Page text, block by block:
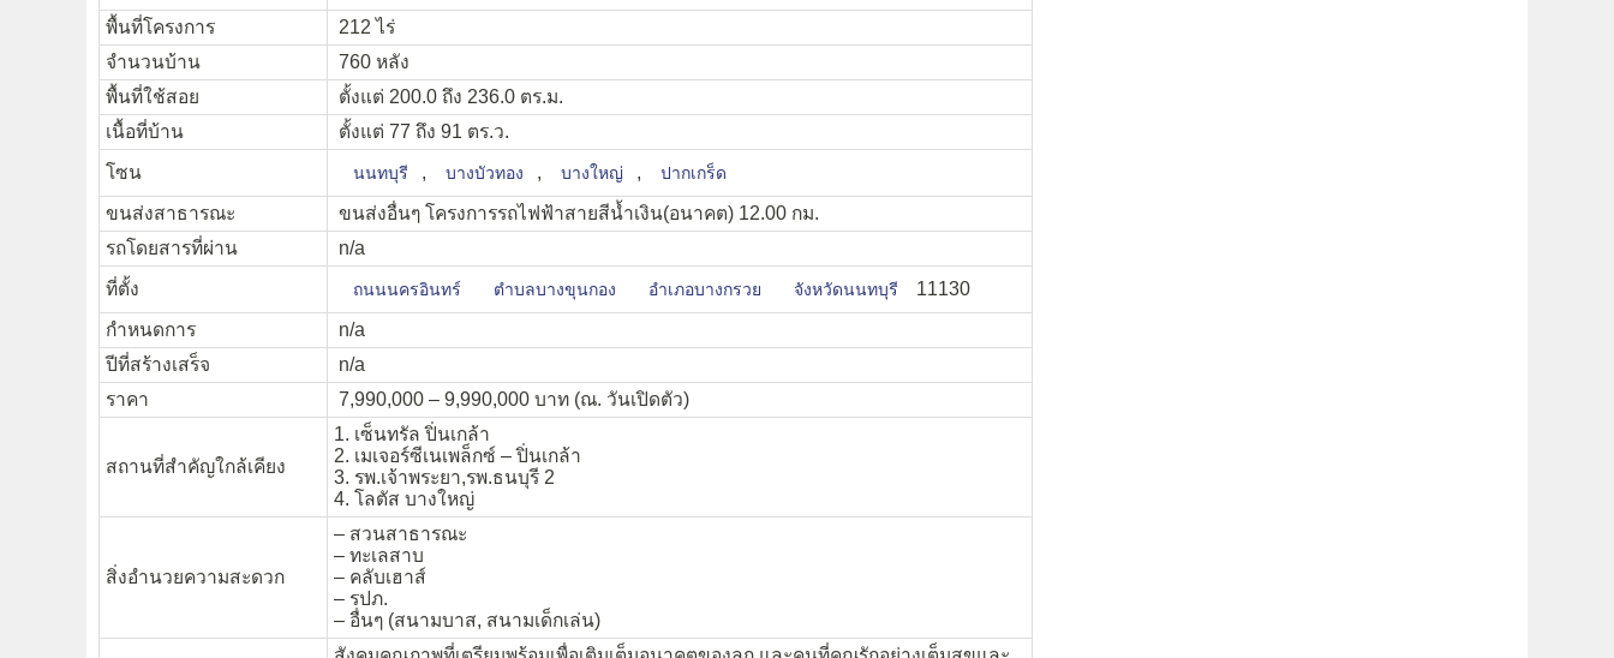
พื้นที่โครงการ
212 ไร่
จำนวนบ้าน
760 หลัง
พื้นที่ใช้สอย
ตั้งแต่ 200.0 ถึง 236.0 ตร.ม.
เนื้อที่บ้าน
ตั้งแต่ 77 ถึง 91 ตร.ว.
โซน
นนทบุรี , บางบัวทอง , บางใหญ่ , ปากเกร็ด
ขนส่งสาธารณะ
ขนส่งอื่นๆ โครงการรถไฟฟ้าสายสีน้ำเงิน(อนาคต) 12.00 กม.
รถโดยสารที่ผ่าน
n/a
ที่ตั้ง
ถนนนครอินทร์ ตำบลบางขุนกอง อำเภอบางกรวย จังหวัดนนทบุรี
11130
กำหนดการ
n/a
ปีที่สร้างเสร็จ
n/a
ราคา
7,990,000 – 9,990,000 บาท (ณ. วันเปิดตัว)
สถานที่สำคัญใกล้เคียง
1. เซ็นทรัล ปิ่นเกล้า
2. เมเจอร์ซีเนเพล็กซ์ – ปิ่นเกล้า
3. รพ.เจ้าพระยา,รพ.ธนบุรี 2
4. โลตัส บางใหญ่
สิ่งอำนวยความสะดวก
– สวนสาธารณะ
– ทะเลสาบ
– คลับเฮาส์
– รปภ.
– อื่นๆ (สนามบาส, สนามเด็กเล่น)